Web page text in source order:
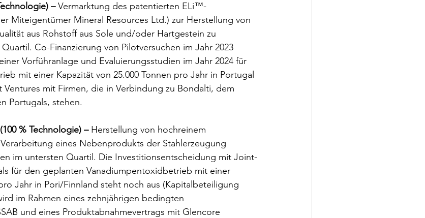
– Vermarktung des patentierten ELi™-
Miteigentümer Mineral Resources Ltd.) zur Herstellung von
aus Rohstoff aus Sole und/oder Hartgestein zu
Co-Finanzierung von Pilotversuchen im Jahr 2023
Vorführanlage und Evaluierungsstudien im Jahr 2024 für
mit einer Kapazität von 25.000 Tonnen pro Jahr in Portugal
Ventures mit Firmen, die in Verbindung zu Bondalti, dem
Portugals, stehen.
% Technologie) – Herstellung von hochreinem
eines Nebenprodukts der Stahlerzeugung
im untersten Quartil. Die Investitionsentscheidung mit Joint-
für den geplanten Vanadiumpentoxidbetrieb mit einer
Jahr in Pori/Finnland steht noch aus (Kapitalbeteiligung
im Rahmen eines zehnjährigen bedingten
und eines Produktabnahmevertrags mit Glencore